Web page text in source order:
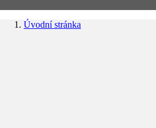
Úvodní stránka